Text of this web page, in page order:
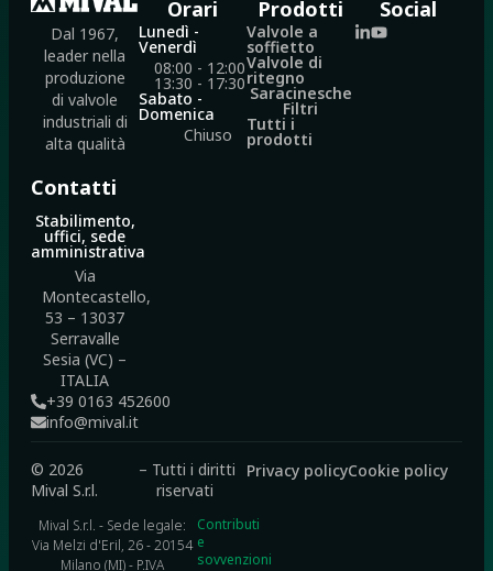
Dal 1967,
leader nella
produzione
di valvole
industriali di
alta qualità
Contatti
Stabilimento,
uffici, sede
amministrativa
Via
Montecastello,
53 – 13037
Serravalle
Sesia (VC) –
ITALIA
+39 0163 452600
info@mival.it
Orari
Lunedì -
Venerdì
08:00 - 12:00
13:30 - 17:30
Sabato -
Domenica
Chiuso
Prodotti
Valvole a
soffietto
Valvole di
ritegno
Saracinesche
Filtri
Tutti i
prodotti
Social
© 2026
Mival S.r.l.
– Tutti i diritti
riservati
Mival S.r.l. - Sede legale:
Via Melzi d'Eril, 26 - 20154
Milano (MI) - P.IVA
Contributi
e
sovvenzioni
Privacy policyCookie policy